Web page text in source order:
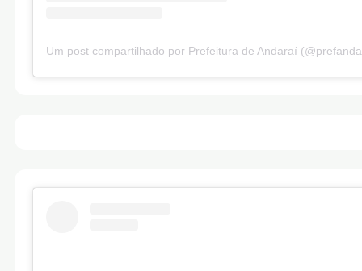
Um post compartilhado por Prefeitura de Andaraí